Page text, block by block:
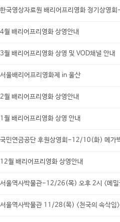
한국영상자료원 배리어프리영화 정기상영
4월 배리어프리영화 상영안내
3월 배리어프리영화 상영 및 VOD채널 안내
서울배리어프리영화제 in 울산
2월 배리어프리영화 상영안내
1월 배리어프리영화 상영 안내
국민연금공단 후원상영회-12/10(화) 메가
12월 배리어프리영화 상영안내
서울역사박물관-12/26(목) 오후 2시 <메밀
서울역사박물관 11/28(목) <천국의 속삭임